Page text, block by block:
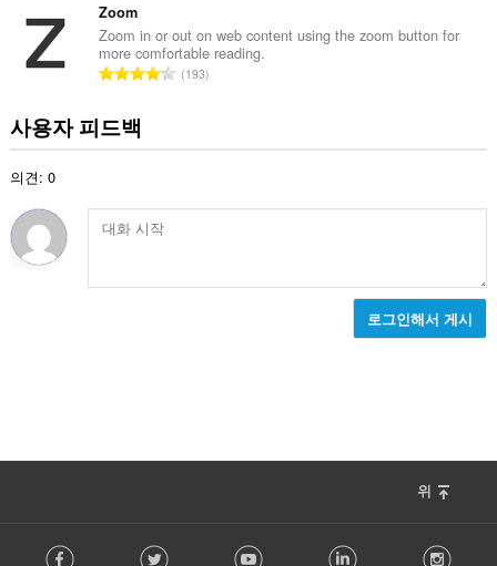
수
:
Zoom
Zoom in or out on web content using the zoom button for
more comfortable reading.
총193
사용자 피드백
의견: 0
로그인해서 게시
위
o Facebook Twitter Youtube LinkedIn